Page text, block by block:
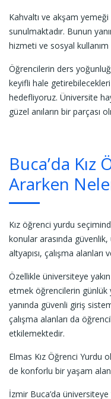
Kahvaltı ve akşam
sunulmaktadır. Bunun
hizmeti ve sosyal kullanım
Öğrencilerin ders
keyifli hale
hedefliyoruz. Üniversite
güzel anıların bir parçası
Buca’da Kız
Ararken
Kız öğrenci yurdu
konular arasında güvenlik,
altyapısı, çalışma
Özellikle üniversiteye
etmek öğrencilerin günlük
yanında güvenli giriş
çalışma alanları da
etkilemektedir.
Elmas Kız Öğrenci Yurdu
de konforlu bir yaşam
İzmir Buca’da